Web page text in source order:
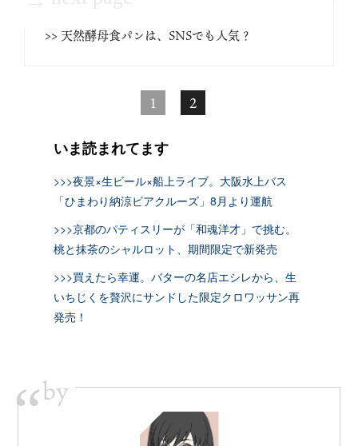
>> 天然酵母食パンは、SNSでも人気？
1 2
いま読まれてます
>>>夜景×生ビール×船上ライブ。大阪水上バス
「ひまわり納涼ビアクルーズ」8月より運航
>>>京都のパティスリーが「和魂洋才」で挑む。
桃と抹茶のシャルロット、期間限定で新発売
>>>買えたら幸運。バターの名店エシレから、生
いちじくを贅沢にサンドした限定クロワッサン再
発売！
“by